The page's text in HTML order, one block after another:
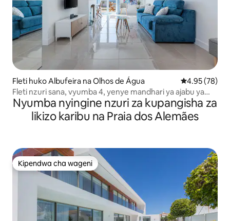
Fleti huko Albufeira na Olhos de Água Ukadiriaji wa
4.95 (78)
Fleti nzuri sana, vyumba 4, yenye mandhari ya ajabu ya
bahari
Nyumba nyingine nzuri za kupangisha za
likizo karibu na Praia dos Alemães
Kipendwa cha wageni
Kipendwa cha wageni